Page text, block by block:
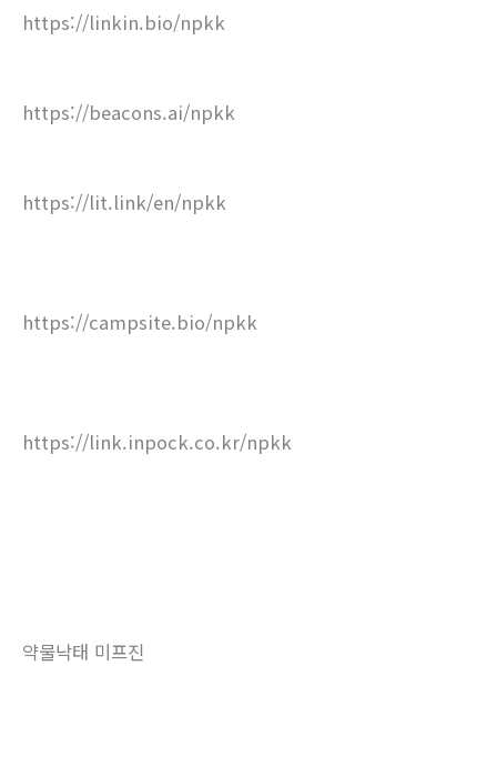
https://linkin.bio/npkk
https://beacons.ai/npkk
https://lit.link/en/npkk
https://campsite.bio/npkk
https://link.inpock.co.kr/npkk
약물낙태 미프진